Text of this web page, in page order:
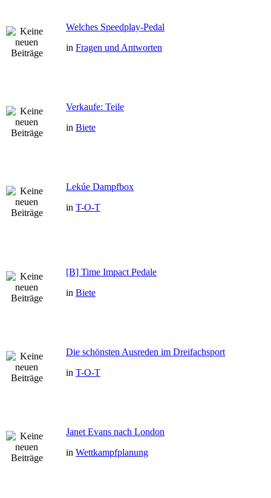
Welches Speedplay-Pedal
in Fragen und Antworten
Verkaufe: Teile
in Biete
Lekúe Dampfbox
in T-O-T
[B] Time Impact Pedale
in Biete
Die schönsten Ausreden im Dreifachsport
in T-O-T
Janet Evans nach London
in Wettkampfplanung